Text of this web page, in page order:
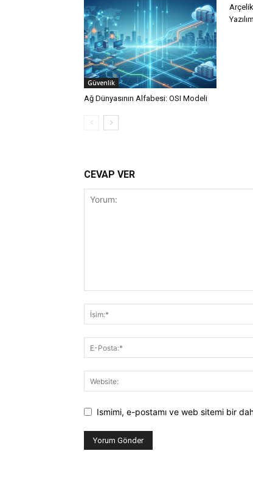
Güvenlik
Ağ Dünyasının Alfabesi: OSI Modeli
CEVAP VER
Ismimi, e-postamı ve web sitemi bir